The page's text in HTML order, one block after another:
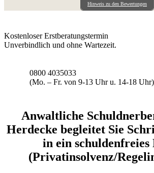
Hinweis zu den Bewertungen
Kostenloser Erstberatungstermin
Unverbindlich und ohne Wartezeit.
0800 4035033
(Mo. – Fr. von 9-13 Uhr u. 14-18 Uhr)
Anwaltliche
Herdecke begleitet Sie
in ein schuldenfreies
(Privatinsolvenz/